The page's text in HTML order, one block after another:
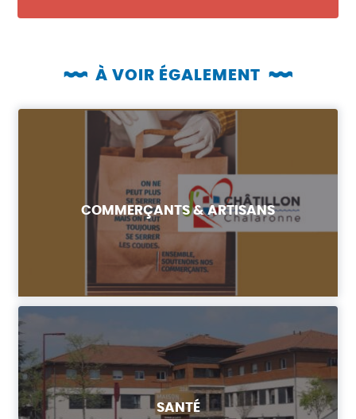
À VOIR ÉGALEMENT
COMMERÇANTS & ARTISANS
SANTÉ